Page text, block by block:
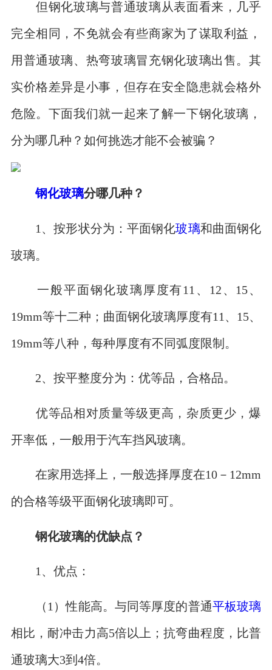
但钢化玻璃与普通玻璃从表面看来，几乎
完全相同，不免就会有些商家为了谋取利益，
用普通玻璃、热弯玻璃冒充钢化玻璃出售。其
实价格差异是小事，但存在安全隐患就会格外
危险。下面我们就一起来了解一下钢化玻璃，
分为哪几种？如何挑选才能不会被骗？
钢化玻璃分哪几种？
1、按形状分为：平面钢化玻璃和曲面钢化
玻璃。
一般平面钢化玻璃厚度有11、12、15、
19mm等十二种；曲面钢化玻璃厚度有11、15、
19mm等八种，每种厚度有不同弧度限制。
2、按平整度分为：优等品，合格品。
优等品相对质量等级更高，杂质更少，爆
开率低，一般用于汽车挡风玻璃。
在家用选择上，一般选择厚度在10－12mm
的合格等级平面钢化玻璃即可。
钢化玻璃的优缺点？
1、优点：
（1）性能高。与同等厚度的普通平板玻璃
相比，耐冲击力高5倍以上；抗弯曲程度，比普
通玻璃大3到4倍。